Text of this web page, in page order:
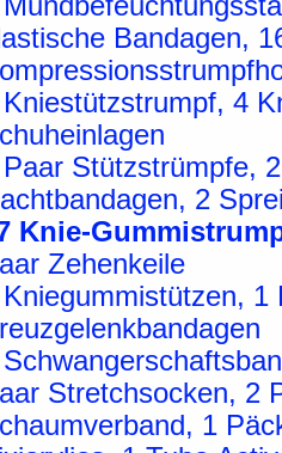
Bandagen,
4
Stützstrümpfe,
2
Knie-
Zehenkeile
1
Stretchsocken, 2
1